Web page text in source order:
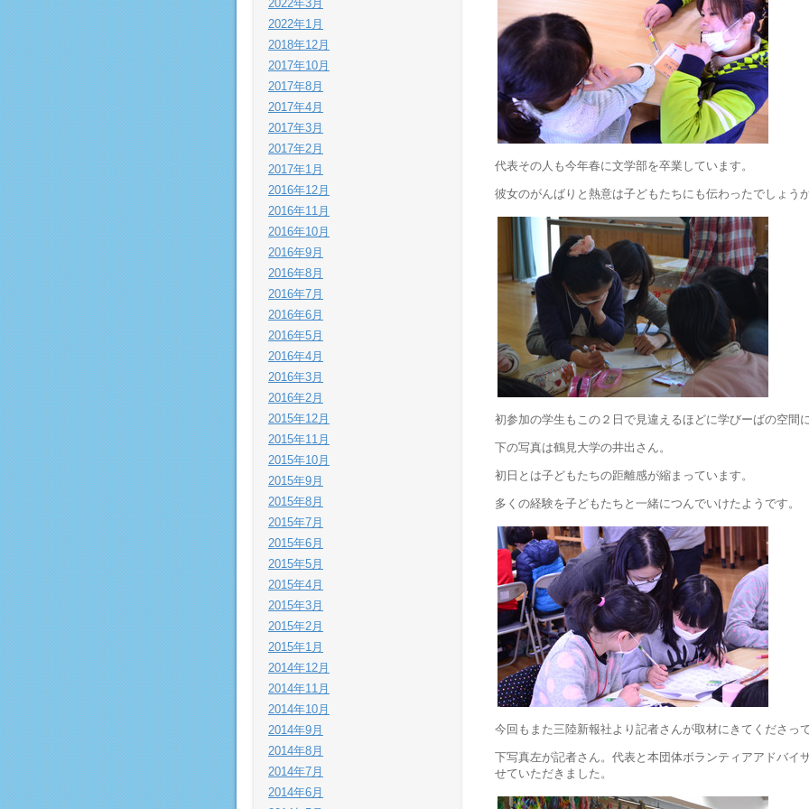
代表その人も今年春に文学部を卒業しています。
彼女のがんばりと熱意は子どもたちにも伝わったでしょう
初参加の学生もこの２日で見違えるほどに学びーばの空間
下の写真は鶴見大学の井出さん。
初日とは子どもたちの距離感が縮まっています。
多くの経験を子どもたちと一緒につんでいけたようです。
今回もまた三陸新報社より記者さんが取材にきてくださっ
下写真左が記者さん。代表と本団体ボランティアアドバイ
せていただきました。
2022年3月
2022年1月
2018年12月
2017年10月
2017年8月
2017年4月
2017年3月
2017年2月
2017年1月
2016年12月
2016年11月
2016年10月
2016年9月
2016年8月
2016年7月
2016年6月
2016年5月
2016年4月
2016年3月
2016年2月
2015年12月
2015年11月
2015年10月
2015年9月
2015年8月
2015年7月
2015年6月
2015年5月
2015年4月
2015年3月
2015年2月
2015年1月
2014年12月
2014年11月
2014年10月
2014年9月
2014年8月
2014年7月
2014年6月